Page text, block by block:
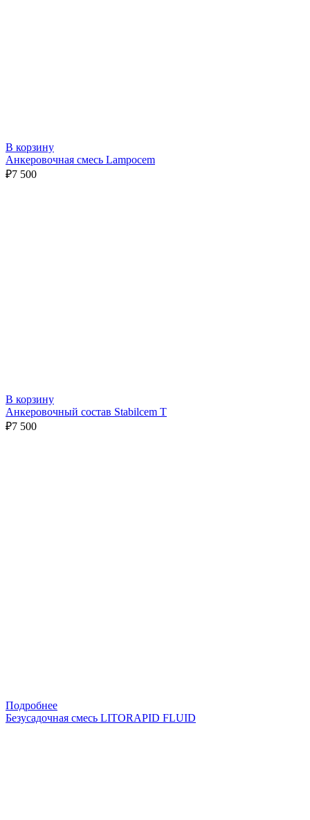
В корзину
Анкеровочная смесь Lampocem
₽7 500
В корзину
Анкеровочный состав Stabilcem T
₽7 500
Подробнее
Безусадочная смесь LITORAPID FLUID